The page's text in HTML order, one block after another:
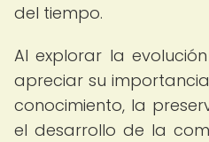
del tiempo.
Al explorar la
apreciar su
conocimiento, la
el desarrollo de la